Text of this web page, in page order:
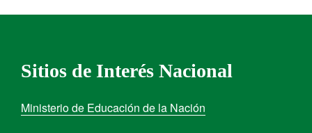
Sitios de Interés Nacional
Ministerio de Educación de la Nación